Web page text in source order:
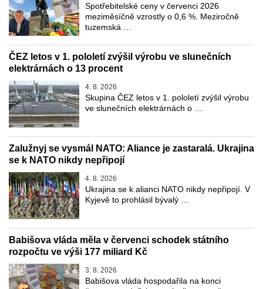
Spotřebitelské ceny v červenci 2026
meziměsíčně vzrostly o 0,6 %. Meziročně
tuzemská …
ČEZ letos v 1. pololetí zvýšil výrobu ve slunečních
elektrárnách o 13 procent
4. 8. 2026
Skupina ČEZ letos v 1. pololetí zvýšil výrobu
ve slunečních elektrárnách o …
Zalužnyj se vysmál NATO: Aliance je zastaralá. Ukrajina
se k NATO nikdy nepřipojí
4. 8. 2026
Ukrajina se k alianci NATO nikdy nepřipojí. V
Kyjevě to prohlásil bývalý …
Babišova vláda měla v červenci schodek státního
rozpočtu ve výši 177 miliard Kč
3. 8. 2026
Babišova vláda hospodařila na konci